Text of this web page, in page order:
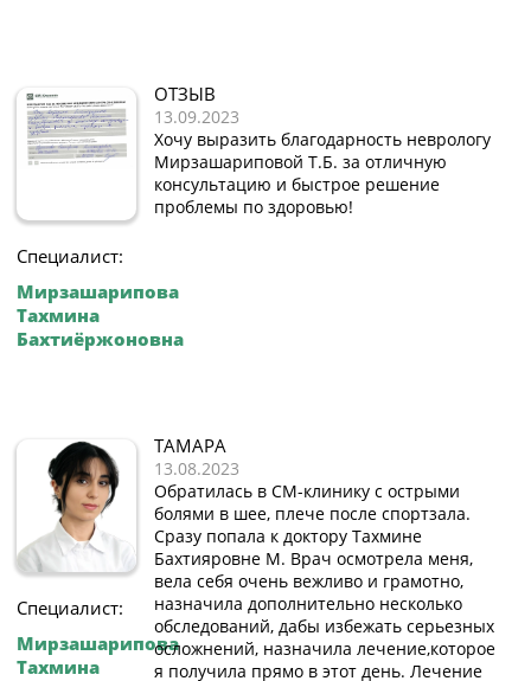
Специалист:
Мирзашарипова
Тахмина
Бахтиёржоновна
ОТЗЫВ
13.09.2023
Хочу выразить благодарность неврологу
Мирзашариповой Т.Б. за отличную
консультацию и быстрое решение
проблемы по здоровью!
Специалист:
Мирзашарипова
Тахмина
ТАМАРА
13.08.2023
Обратилась в СМ-клинику с острыми
болями в шее, плече после спортзала.
Сразу попала к доктору Тахмине
Бахтияровне М. Врач осмотрела меня,
вела себя очень вежливо и грамотно,
назначила дополнительно несколько
обследований, дабы избежать серьезных
осложнений, назначила лечение,которое
я получила прямо в этот день. Лечение